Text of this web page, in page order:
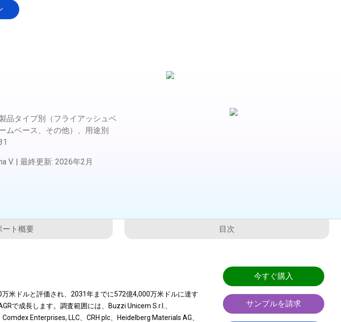
品タイプ別（フライアッシュベ
ムベース、その他）、用途別
V. 最終更新: 2026年2月
ート概要 目次
米ドルと評価され、2031年までに572億4,000万米ドルに達す
で成長します。調査範囲には、Buzzi Unicem S.r.l.、
Enterprises, LLC、CRH plc、Heidelberg Materials AG、
今すぐ購入
サンプルを請求